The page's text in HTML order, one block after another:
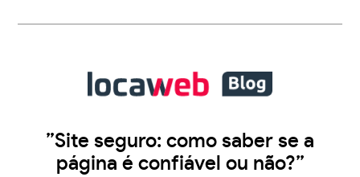
”Site seguro: como saber se a
página é confiável ou não?”